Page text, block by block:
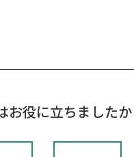
お役に立ちましたか